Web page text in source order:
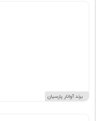
برند آوانار پارسیان